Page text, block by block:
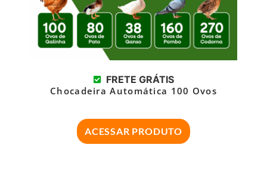
FRETE GRÁTIS
Chocadeira Automática 100 Ovos
ACESSAR PRODUTO